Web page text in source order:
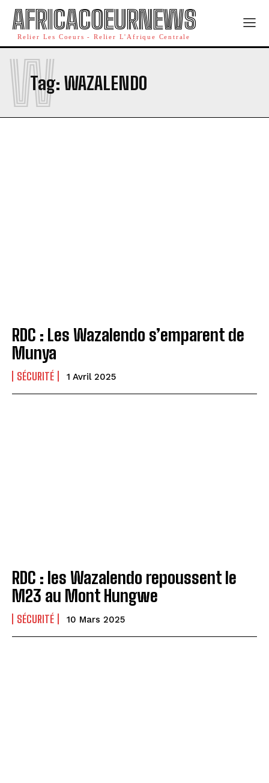
AFRICACOEURNEWS
Relier Les Coeurs - Relier L'Afrique Centrale
Tag: WAZALENDO
W
RDC : Les Wazalendo s’emparent de
Munya
SÉCURITÉ 1 Avril 2025
RDC : les Wazalendo repoussent le
M23 au Mont Hungwe
SÉCURITÉ 10 Mars 2025